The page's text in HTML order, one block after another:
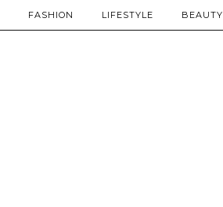
FASHION LIFESTYLE BEAUTY